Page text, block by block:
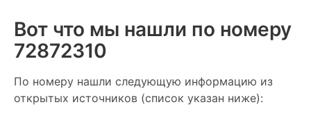
Вот что мы нашли по номеру
72872310
По номеру нашли следующую информацию из
открытых источников (список указан ниже):